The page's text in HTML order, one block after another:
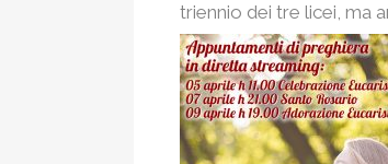
triennio dei tre licei, ma